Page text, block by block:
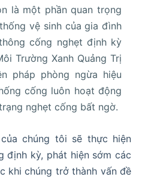
là một phần quan trọng
vệ sinh của gia đình
cống nghẹt định kỳ
Trường Xanh Quảng Trị
pháp phòng ngừa hiệu
cống luôn hoạt động
nghẹt cống bất ngờ.
chúng tôi sẽ thực hiện
định kỳ, phát hiện sớm các
khi chúng trở thành vấn đề